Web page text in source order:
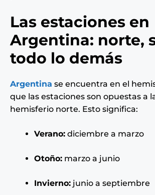
Las estaciones en
Argentina: norte,
todo lo demás
Argentina se encuentra en el
que las estaciones son opuestas a
hemisferio norte. Esto significa:
Verano: diciembre a marzo
Otoño: marzo a junio
Invierno: junio a septiembre